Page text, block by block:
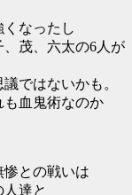
なったし
茂、六太の6人が
ではないかも。
血鬼術なのか
との戦いは
達と